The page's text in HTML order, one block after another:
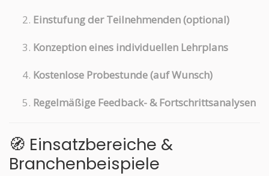
Einstufung der Teilnehmenden (optional)
Konzeption eines individuellen Lehrplans
Kostenlose Probestunde (auf Wunsch)
Regelmäßige Feedback- & Fortschrittsanalysen
🧭 Einsatzbereiche &
Branchenbeispiele